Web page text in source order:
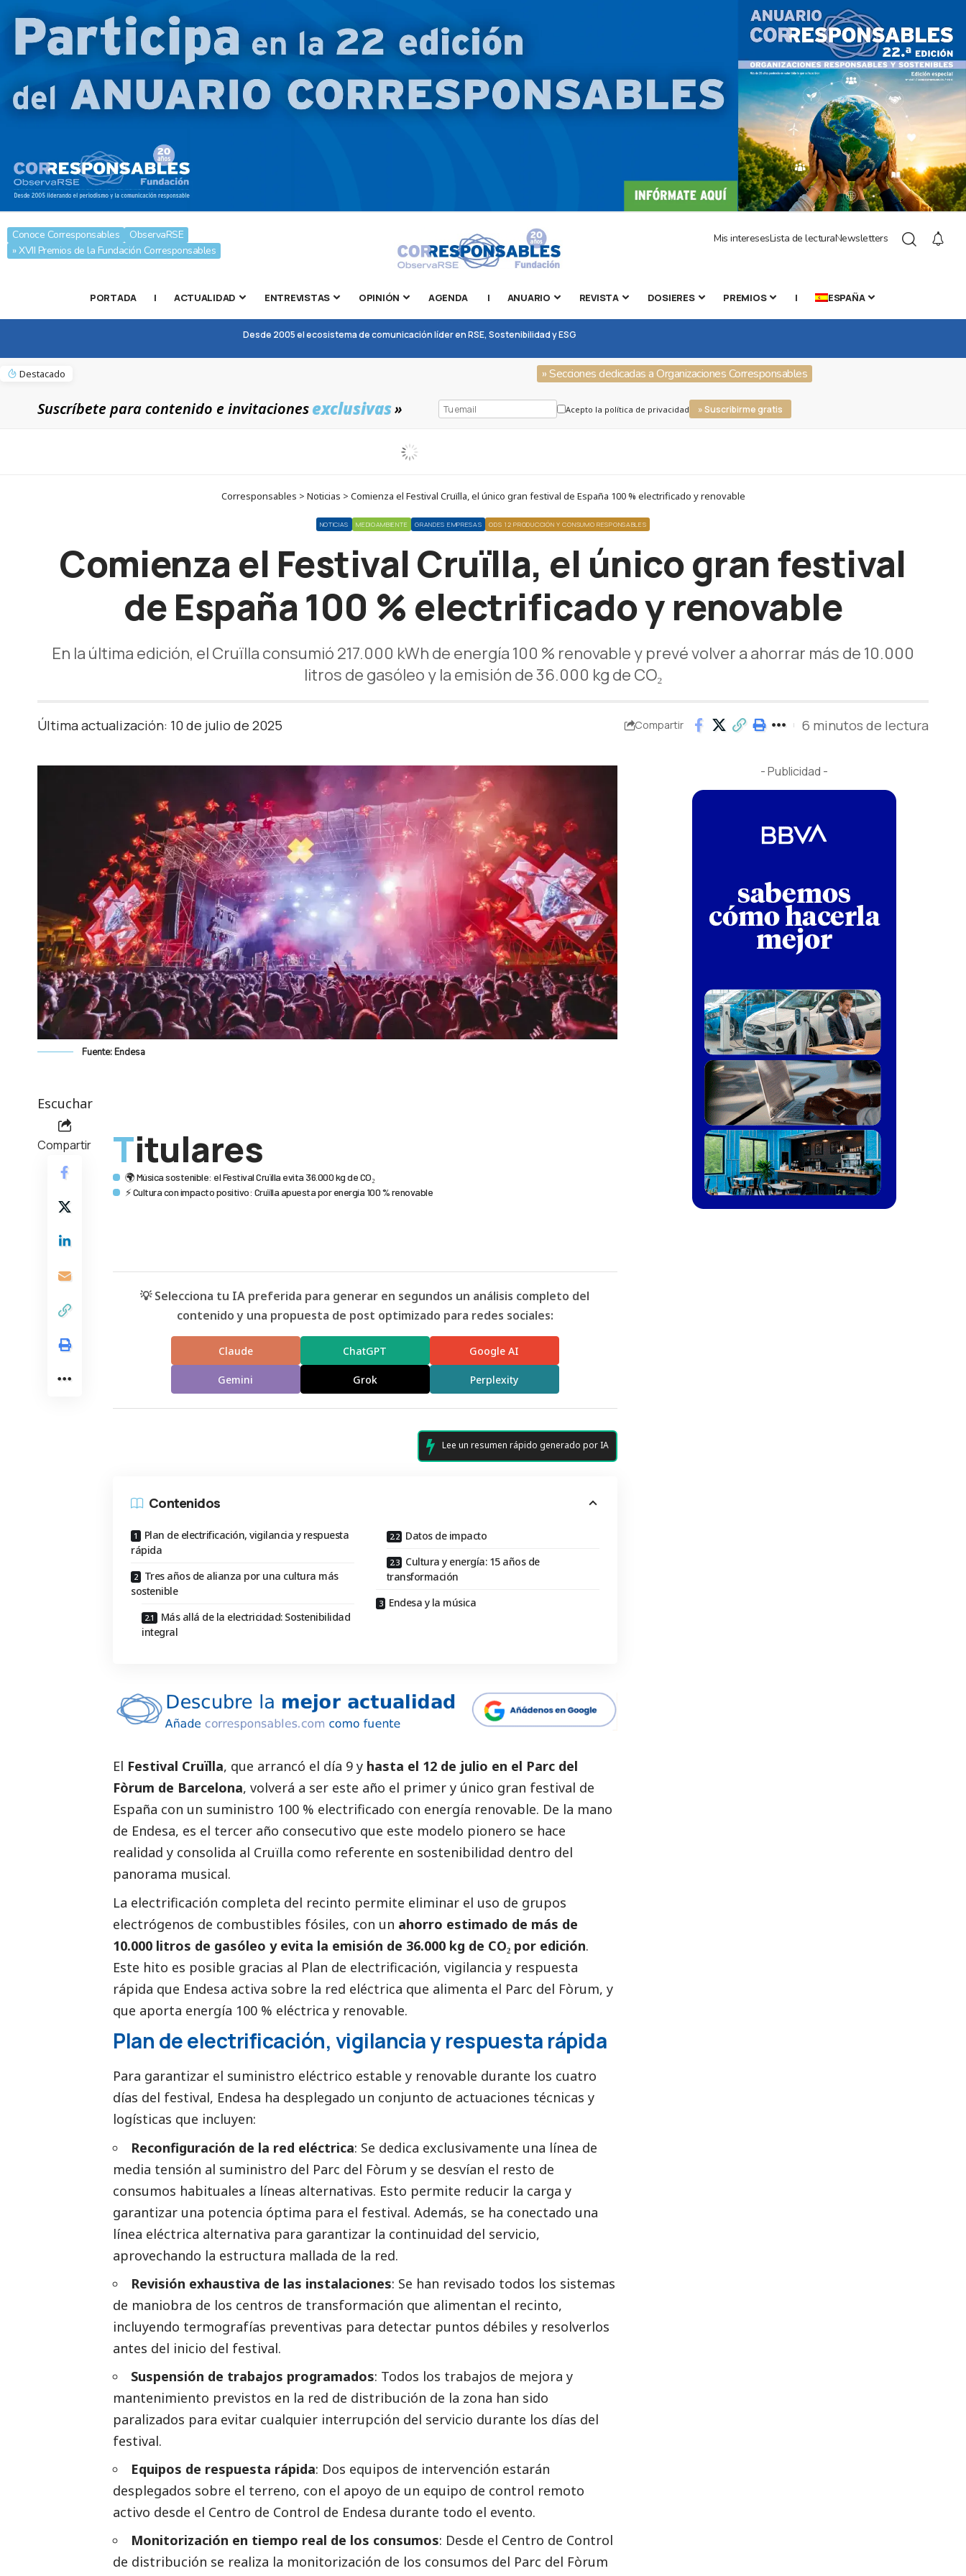
Conoce Corresponsables
ObservaRSE
» XVII Premios de la Fundación Corresponsables
Mis interesesLista de lecturaNewsletters
PORTADA | ACTUALIDAD ENTREVISTAS OPINIÓN AGENDA | ANUARIO REVISTA DOSIERES PREMIOS | ESPAÑA
Desde 2005 el ecosistema de comunicación líder en RSE, Sostenibilidad y ESG
Destacado » Secciones dedicadas a Organizaciones Corresponsables
Suscríbete para contenido e invitacionesexclusivas» Acepto la política de privacidad » Suscribirme gratis
Corresponsables > Noticias > Comienza el Festival Cruïlla, el único gran festival de España 100 % electrificado y renovable
NOTICIAS MEDIOAMBIENTE GRANDES EMPRESAS ODS 12 PRODUCCIÓN Y CONSUMO RESPONSABLES
Comienza el Festival Cruïlla, el único gran festival
de España 100 % electrificado y renovable
En la última edición, el Cruïlla consumió 217.000 kWh de energía 100 % renovable y prevé volver a ahorrar más de 10.000
litros de gasóleo y la emisión de 36.000 kg de CO₂
Última actualización: 10 de julio de 2025 Compartir 6 minutos de lectura
Fuente: Endesa
Escuchar
Compartir Titulares
🌍 Música sostenible: el Festival Cruïlla evita 36.000 kg de CO₂
⚡ Cultura con impacto positivo: Cruïlla apuesta por energía 100 % renovable
💡 Selecciona tu IA preferida para generar en segundos un análisis completo del
contenido y una propuesta de post optimizado para redes sociales:
Claude ChatGPT Google AI
Gemini Grok Perplexity
Lee un resumen rápido generado por IA
Contenidos
Plan de electrificación, vigilancia y respuesta
rápida
Tres años de alianza por una cultura más
sostenible
Más allá de la electricidad: Sostenibilidad
integral
Datos de impacto
Cultura y energía: 15 años de
transformación
Endesa y la música
El Festival Cruïlla, que arrancó el día 9 y hasta el 12 de julio en el Parc del
Fòrum de Barcelona, volverá a ser este año el primer y único gran festival de
España con un suministro 100 % electrificado con energía renovable. De la mano
de Endesa, es el tercer año consecutivo que este modelo pionero se hace
realidad y consolida al Cruïlla como referente en sostenibilidad dentro del
panorama musical.
La electrificación completa del recinto permite eliminar el uso de grupos
electrógenos de combustibles fósiles, con un ahorro estimado de más de
10.000 litros de gasóleo y evita la emisión de 36.000 kg de CO₂ por edición.
Este hito es posible gracias al Plan de electrificación, vigilancia y respuesta
rápida que Endesa activa sobre la red eléctrica que alimenta el Parc del Fòrum, y
que aporta energía 100 % eléctrica y renovable.
Plan de electrificación, vigilancia y respuesta rápida
Para garantizar el suministro eléctrico estable y renovable durante los cuatro
días del festival, Endesa ha desplegado un conjunto de actuaciones técnicas y
logísticas que incluyen:
Reconfiguración de la red eléctrica: Se dedica exclusivamente una línea de
media tensión al suministro del Parc del Fòrum y se desvían el resto de
consumos habituales a líneas alternativas. Esto permite reducir la carga y
garantizar una potencia óptima para el festival. Además, se ha conectado una
línea eléctrica alternativa para garantizar la continuidad del servicio,
aprovechando la estructura mallada de la red.
Revisión exhaustiva de las instalaciones: Se han revisado todos los sistemas
de maniobra de los centros de transformación que alimentan el recinto,
incluyendo termografías preventivas para detectar puntos débiles y resolverlos
antes del inicio del festival.
Suspensión de trabajos programados: Todos los trabajos de mejora y
mantenimiento previstos en la red de distribución de la zona han sido
paralizados para evitar cualquier interrupción del servicio durante los días del
festival.
Equipos de respuesta rápida: Dos equipos de intervención estarán
desplegados sobre el terreno, con el apoyo de un equipo de control remoto
activo desde el Centro de Control de Endesa durante todo el evento.
Monitorización en tiempo real de los consumos: Desde el Centro de Control
de distribución se realiza la monitorización de los consumos del Parc del Fòrum
- Publicidad -